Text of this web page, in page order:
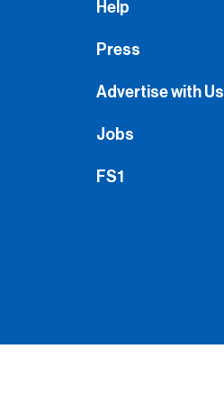
Help
Press
Advertise with Us
Jobs
FS1